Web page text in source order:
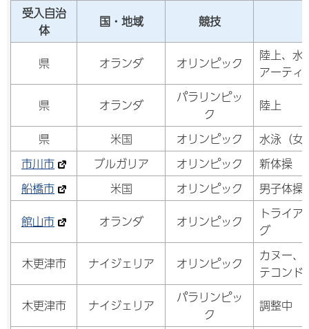
受入自治
体
国・地域 競技
県 オランダ オリンピック
陸上、水
アーティ
県
オランダ
パラリンピッ
ク
陸上
県
米国 オリンピック
水泳（女
市川市
ブルガリア オリンピック
新体操
船橋市
米国 オリンピック
男子体操
館山市
オランダ オリンピック
トライ
グ
木更津市
ナイジェリア オリンピック
カヌー、
テコンド
木更津市
ナイジェリア
パラリンピッ
ク
調整中